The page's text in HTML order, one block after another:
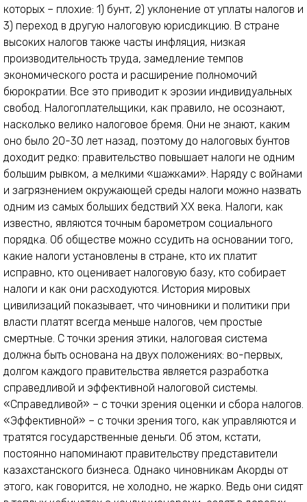
которых – плохие: 1) бунт, 2) уклонение от уплаты налогов и
3) переход в другую налоговую юрисдикцию. В стране
высоких налогов также часты инфляция, низкая
производительность труда, замедление темпов
экономического роста и расширение полномочий
бюрократии. Все это приводит к эрозии индивидуальных
свобод. Налогоплательщики, как правило, не осознают,
насколько велико налоговое бремя. Они не знают, каким
оно было 20-30 лет назад, поэтому до налоговых бунтов
доходит редко: правительство повышает налоги не одним
большим рывком, а мелкими «шажками». Наряду с войнами
и загрязнением окружающей среды налоги можно назвать
одним из самых больших бедствий XX века. Налоги, как
известно, являются точным барометром социального
порядка. Об обществе можно ссудить на основании того,
какие налоги установлены в стране, кто их платит
исправно, кто оценивает налоговую базу, кто собирает
налоги и как они расходуются. История мировых
цивилизаций показывает, что чиновники и политики при
власти платят всегда меньше налогов, чем простые
смертные. С точки зрения этики, налоговая система
должна быть основана на двух положениях: во-первых,
долгом каждого правительства является разработка
справедливой и эффективной налоговой системы.
«Справедливой» – с точки зрения оценки и сбора налогов.
«Эффективной» – с точки зрения того, как управляются и
тратятся государственные деньги. Об этом, кстати,
постоянно напоминают правительству представители
казахстанского бизнеса. Однако чиновникам Акорды от
этого, как говорится, не холодно, не жарко. Ведь они сидят